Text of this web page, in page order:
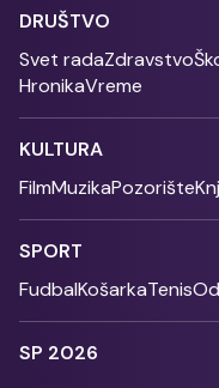
DRUŠTVO
Svet radaZdravstvo
HronikaVreme
KULTURA
FilmMuzikaPozorište
SPORT
FudbalKošarkaTenis
SP 2026